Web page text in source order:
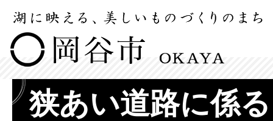
狭あい道路に係